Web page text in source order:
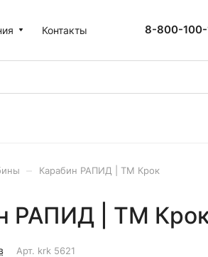
Контакты 8-800-
Карабин РАПИД | ТМ Крок
РАПИД | ТМ
Арт. krk 5621